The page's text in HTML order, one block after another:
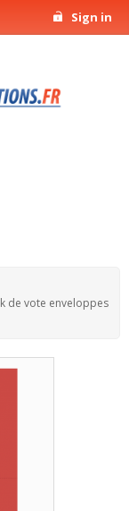
Sign in
de vote enveloppes